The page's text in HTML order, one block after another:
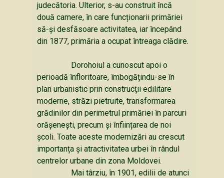
judecătoria. Ulterior, s-au construit încă
două camere, în care funcționarii primăriei
să-și desfăsoare activitatea, iar începând
din 1877, primăria a ocupat întreaga clădire.
Dorohoiul a cunoscut apoi o
perioadă înfloritoare, îmbogățindu-se în
plan urbanistic prin construcții edilitare
moderne, străzi pietruite, transformarea
grădinilor din perimetrul primăriei în parcuri
orășenești, precum și înființarea de noi
școli. Toate aceste modernizări au crescut
importanța și atractivitatea urbei în rândul
centrelor urbane din zona Moldovei.
Mai târziu, în 1901, edilii de atunci